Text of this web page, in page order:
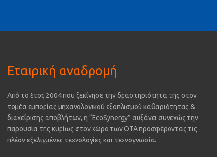
Εταιρική αναδρομή
Από το έτος 2004 που ξεκίνησε την δραστηριότητα της στον
τομέα εμπορίας μηχανολογικού εξοπλισμού καθαριότητας &
διαχείρισης αποβλήτων, η “EcoSynergy” αυξάνει συνεχώς την
παρουσία της κυρίως στον χώρο των ΟΤΑ προσφέροντας τις
πλέον εξελιγμένες τεχνολογίες και τεχνογνωσία.